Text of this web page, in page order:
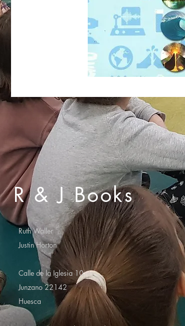
R & J Books
Ruth Waller
Justin Horton
Calle de la Iglesia 10
Junzano 22142
Huesca